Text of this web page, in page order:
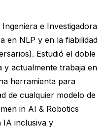
e Investigadora
en NLP y en la fiabilidad
Estudió el doble
y actualmente trabaja en
herramienta para
de cualquier modelo de
in AI & Robotics
IA inclusiva y